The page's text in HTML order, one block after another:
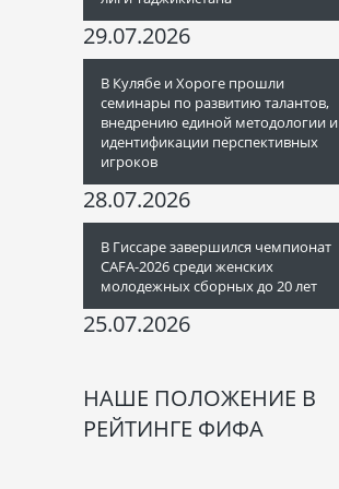
29.07.2026
В Кулябе и Хороге прошли
семинары по развитию талантов,
внедрению единой методологии и
идентификации перспективных
игроков
28.07.2026
В Гиссаре завершился чемпионат
CAFA-2026 среди женских
молодежных сборных до 20 лет
25.07.2026
НАШЕ ПОЛОЖЕНИЕ В
РЕЙТИНГЕ ФИФА